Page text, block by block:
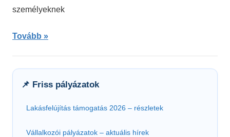
személyeknek
Tovább
📌 Friss pályázatok
Lakásfelújítás támogatás 2026 – részletek
Vállalkozói pályázatok – aktuális hírek